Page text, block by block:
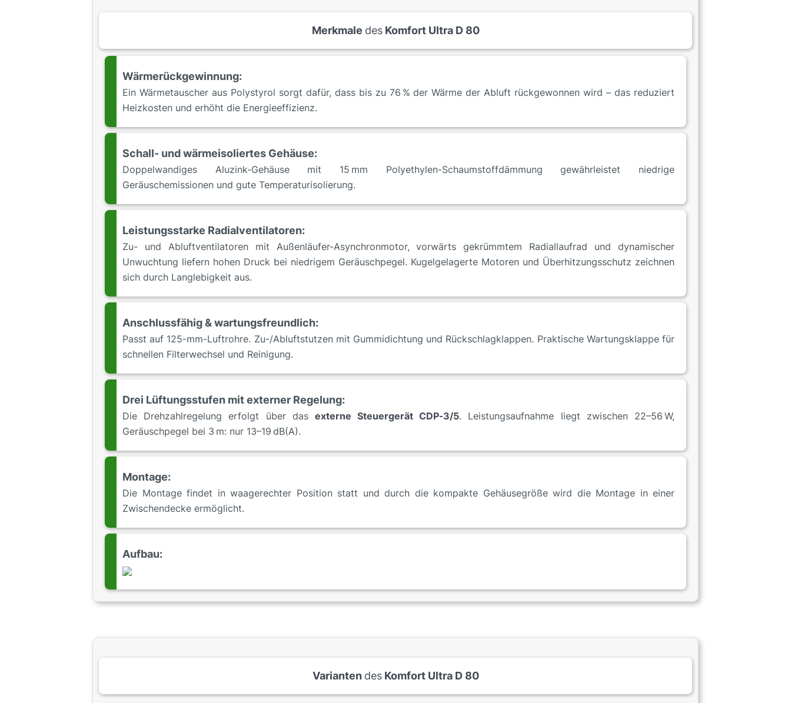
Merkmale desKomfort Ultra D 80
Wärmerückgewinnung:
Ein Wärmetauscher aus Polystyrol sorgt dafür, dass bis zu 76 % der Wärme der Abluft rückgewonnen wird – das reduziert
Heizkosten und erhöht die Energieeffizienz.
Schall- und wärmeisoliertes Gehäuse:
Doppelwandiges Aluzink-Gehäuse mit 15 mm Polyethylen-Schaumstoffdämmung gewährleistet niedrige
Geräuschemissionen und gute Temperaturisolierung.
Leistungsstarke Radialventilatoren:
Zu- und Abluftventilatoren mit Außenläufer-Asynchronmotor, vorwärts gekrümmtem Radiallaufrad und dynamischer
Unwuchtung liefern hohen Druck bei niedrigem Geräuschpegel. Kugelgelagerte Motoren und Überhitzungsschutz zeichnen
sich durch Langlebigkeit aus.
Anschlussfähig & wartungsfreundlich:
Passt auf 125‑mm-Luftrohre. Zu‑/Abluftstutzen mit Gummidichtung und Rückschlagklappen. Praktische Wartungsklappe für
schnellen Filterwechsel und Reinigung.
Drei Lüftungsstufen mit externer Regelung:
Die Drehzahlregelung erfolgt über das externe Steuergerät CDP‑3/5. Leistungsaufnahme liegt zwischen 22–56 W,
Geräuschpegel bei 3 m: nur 13–19 dB(A).
Montage:
Die Montage findet in waagerechter Position statt und durch die kompakte Gehäusegröße wird die Montage in einer
Zwischendecke ermöglicht.
Aufbau:
Varianten desKomfort Ultra D 80